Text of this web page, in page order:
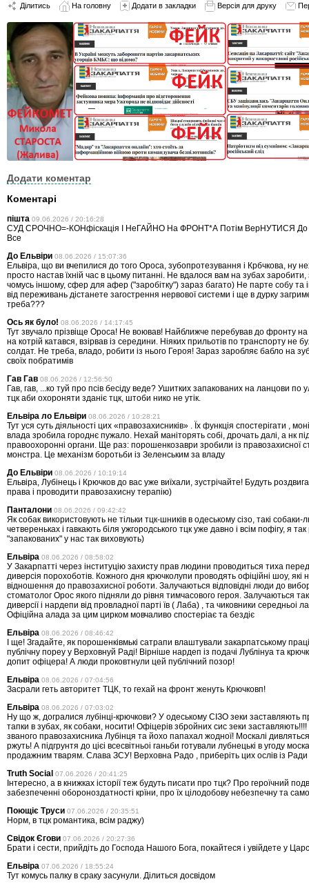
Ділитись На головну Додати в закладки Версія для друку
Додати коментар
Коментарі
пішта 09.06.2026 / 20:16:28
СУД СРОЧНО=-КОНфіскація І НеГАЙНО На ФРОНТ*А Потім ВерНУТИСЯ
Все
До Ельвіри 08.06.2026 / 15:07:36
Ельвіра, що ви вчепилися до того Ороса, зубопротезування і Крбчкова, ну
просто настав їхній час в цьому питанні. Не вдалося вам на зубах
чомусь іншому, сфер для афер ("заробітку") зараз багато) Не парте собу та
від переживань дістанете загострення нервової системи і ще в дурку
треба???
Ось як було! 08.06.2026 / 14:17:45
Тут звучало прізвіще Ороса! Не воював! Найближче перебував до фронту
на котрій катався, взірвав із середини. Ніяких прильотів по транспорту не
солдат. Не треба, владо, робити із нього Героя! Зараз заробляє бабло на
своїх побратимів
Гав Гав 08.06.2026 / 12:56:50
Гав, гав, ...ко туй про псів бесіду веде? Ушитких запакованих на ланцови по
тцк аби охороняти зданіє тцк, штоби нико не утік.
Ельвіра ло Ельвіри 08.06.2026 / 10:28:21
Тут уся суть діяльності цих «правозахисників» . Їх функція спостерігати ,
влада зробила городнє пужало. Нехай маніторять собі, дрочать далі, а нк
правоохоронні органи. Ще раз: порошенкозаври зробили із правозахисної
монстра. Це механізм боротьби із Зеленським за владу
До Ельвіри 08.06.2026 / 10:19:14
Ельвіра, Лубінець і Крючков до вас уже виїхали, зустрічайте! Будуть
права і проводити правозахисну терапію)
Панталони 08.06.2026 / 09:42:42
Як собак використовують не тільки тцк-шників в одеському сізо, такі
четвереньках і гавкають біля ужгородського тцк уже давно і всім пофігу, я
"запакованих" у нас так виховують)
Ельвіра 08.06.2026 / 08:58:02
У Закарпатті через інституцію захисту прав людини проводиться тиха
диверсія порохоботів. Кожного дня крючколупи проводять офіційні шоу, які
відношення до правозахисної роботи. Залучаються відповідні люди до
стоматолог Орос якого підняли до рівня тимчасового героя. Залучаються
диверсії і нардепи від провладної парті їв ( Лаба) , та чиковники середньоі
Офіційна алада за цим цирком мовчаливо спостеріає та бездіє
Ельвіра 08.06.2026 / 08:46:42
І ще! Згадайте, як порошенківмькі сатрапи влаштували закарпатському
публічну пореу у Верховнуй Раді! Вірніше нардеп із подачі Лублінуа та
допит офіцера! А люди проковтнули цей публічний позор!
Ельвіра 08.06.2026 / 07:04:56
Засрали геть авторитет ТЦК, то гехай на фронт женуть Крючковп!
Ельвіра 08.06.2026 / 07:03:02
Ну що ж, догралися лубінці-крючкови? У одеському СІЗО зеки заставляють
тапки в зубах, як собаки, носити! Офіцерів збройних сис зеки заставляють!!!!
званого правозахисника Лубінця та йохо папахал жодної! Москалі
ржуть! А підгрунтя до цієі всесвітньоі ганьби готували лубнецькі в угоду
продажним тварям. Слава ЗСУ! Верховна Радо , приберіть цих ослів із Ради
Truth Social 07.06.2026 / 20:41:25
Інтересно, а в книжках історії теж будуть писати про тцк? Про героїчний
забезпеченні обороноздатності крїни, про їх цілодобову небезпечну та
Поющіє Труси 07.06.2026 / 20:35:51
Норм, в тцк романтика, всім раджу)
Свідок Єгови 07.06.2026 / 20:27:36
Брати і сести, прийдіть до Господа Нашого Бога, покайтеся і увійдете у
Ельвіра 07.06.2026 / 18:55:24
Тут комусь палку в сраку засунули. Ділиться досвідом